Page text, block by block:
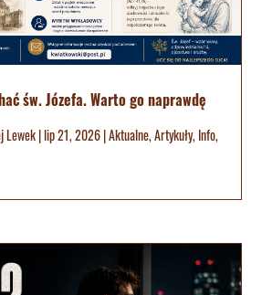
św. Józefa. Warto go naprawdę
Lewek|lip 21, 2026|Aktualne,Artykuły,Info,